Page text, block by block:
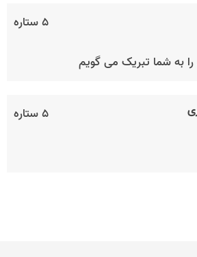
۵ ستاره
را به شما تبریک می گویم
۵ ستاره